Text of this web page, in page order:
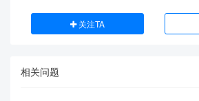
关注TA
相关问题